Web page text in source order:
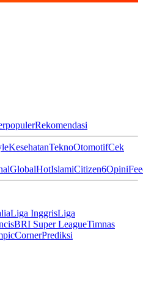
Rekomendasi
KesehatanTeknoOtomotifCek
GlobalHotIslamiCitizen6Opini
Liga InggrisLiga
BRI Super LeagueTimnas
CornerPrediksi